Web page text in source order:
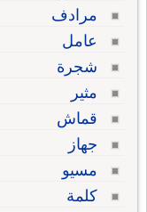
مرادف
عامل
شجرة
مثير
قماش
جهاز
مسيو
كلمة